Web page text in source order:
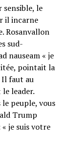
sensible, le
il incarne
Rosanvallon
sud-
nauseam « je
pointait la
Il faut au
leader.
peuple, vous
Trump
je suis votre